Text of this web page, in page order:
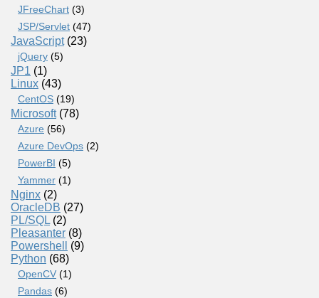
JFreeChart (3)
JSP/Servlet (47)
JavaScript(23)
jQuery (5)
JP1 (1)
Linux (43)
CentOS (19)
Microsoft(78)
Azure (56)
Azure DevOps (2)
PowerBI (5)
Yammer (1)
Nginx (2)
OracleDB (27)
PL/SQL (2)
Pleasanter (8)
Powershell
(9)
Python (68)
OpenCV (1)
Pandas (6)